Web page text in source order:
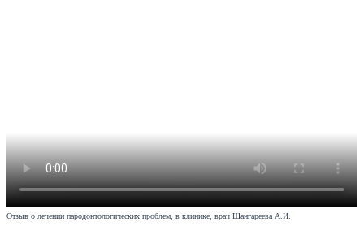
Отзыв о лечении пародонтологических проблем, в клинике, врач Шангареева А.И.